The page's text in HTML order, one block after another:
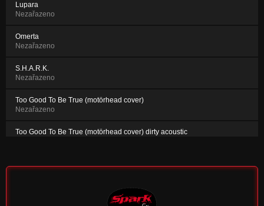
Lupara
Nezařazeno
Omerta
Nezařazeno
S.H.A.R.K.
Nezařazeno
Too Good To Be True (motörhead cover)
Nezařazeno
Too Good To Be True (motörhead cover) dirty acoustic